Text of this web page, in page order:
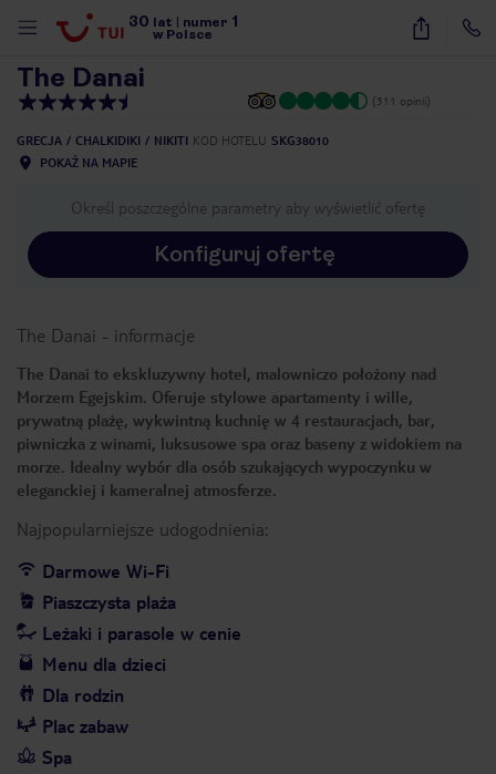
30 lat numer 1
w Polsce
48
The Danai
(311 opinii)
GRECJA CHALKIDIKI NIKITI KOD HOTELU SKG38010
POKAŻ NA MAPIE
Określ poszczególne parametry aby wyświetlić ofertę
Konfiguruj ofertę
The Danai - informacje
The Danai to ekskluzywny hotel, malowniczo położony nad
Morzem Egejskim. Oferuje stylowe apartamenty i wille,
prywatną plażę, wykwintną kuchnię w 4 restauracjach, bar,
piwniczka z winami, luksusowe spa oraz baseny z widokiem na
morze. Idealny wybór dla osób szukających wypoczynku w
eleganckiej i kameralnej atmosferze.
Najpopularniejsze udogodnienia:
Darmowe Wi-Fi
Piaszczysta plaża
Leżaki i parasole w cenie
Menu dla dzieci
Dla rodzin
Plac zabaw
Spa